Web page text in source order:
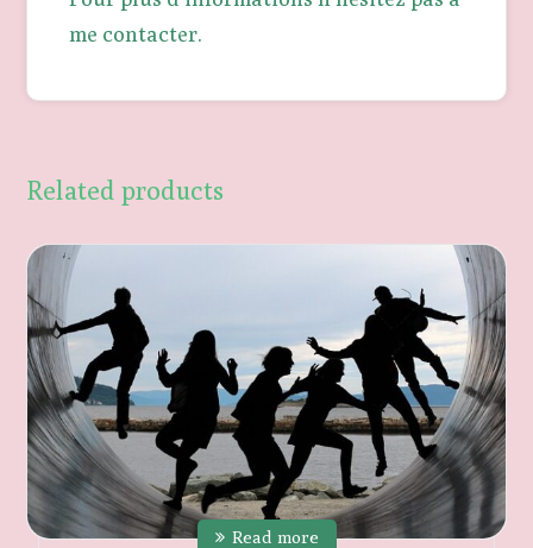
me contacter.
Related products
Read more